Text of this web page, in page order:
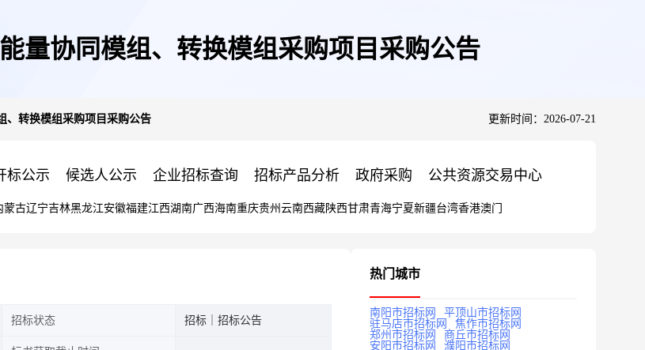
量协同模组、转换模组采购项目采购公告
、转换模组采购项目采购公告 更新时间：2026-07-21
标公示 候选人公示 企业招标查询 招标产品分析 政府采购 公共资源交易中心
蒙古辽宁吉林黑龙江安徽福建江西湖南广西海南重庆贵州 云南西藏陕西甘肃青海宁夏新疆台湾香港澳门
招标状态 招标｜招标公告
热门城市
南阳市招标网
平顶山市招标网
驻马店市招标网
焦作市招标网
郑州市招标网
商丘市招标网
安阳市招标网
濮阳市招标网